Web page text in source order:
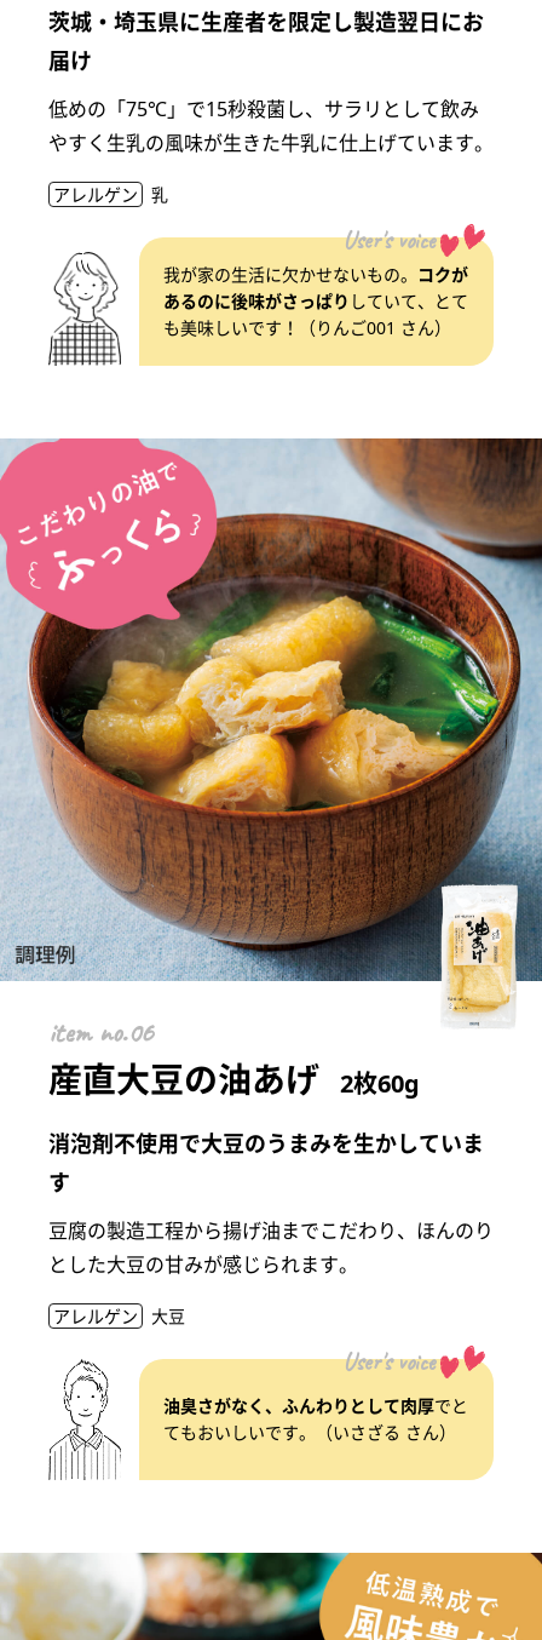
茨城・埼玉県に生産者を限定し製造翌日にお
届け
低めの「75℃」で15秒殺菌し、サラリとして飲み
やすく生乳の風味が生きた牛乳に仕上げています。
アレルゲン 乳
User's voice
我が家の生活に欠かせないもの。 コクが
あるのに後味がさっぱり していて、とて
も美味しいです！（りんご001 さん）
item
産直大豆の油あげ 2枚60g
消泡剤不使用で大豆のうまみを生かしていま
す
豆腐の製造工程から揚げ油までこだわり、ほんのり
とした大豆の甘みが感じられます。
アレルゲン 大豆
User's voice
油臭さがなく、ふんわりとして肉厚でと
てもおいしいです。（いさざる さん）